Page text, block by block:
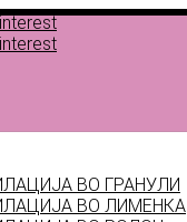
ВО ГРАНУЛИ
ВО ЛИМЕНКА